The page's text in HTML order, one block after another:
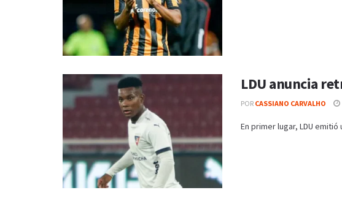
LDU anuncia
POR CASSIANO CARVALHO
En primer lugar, LDU